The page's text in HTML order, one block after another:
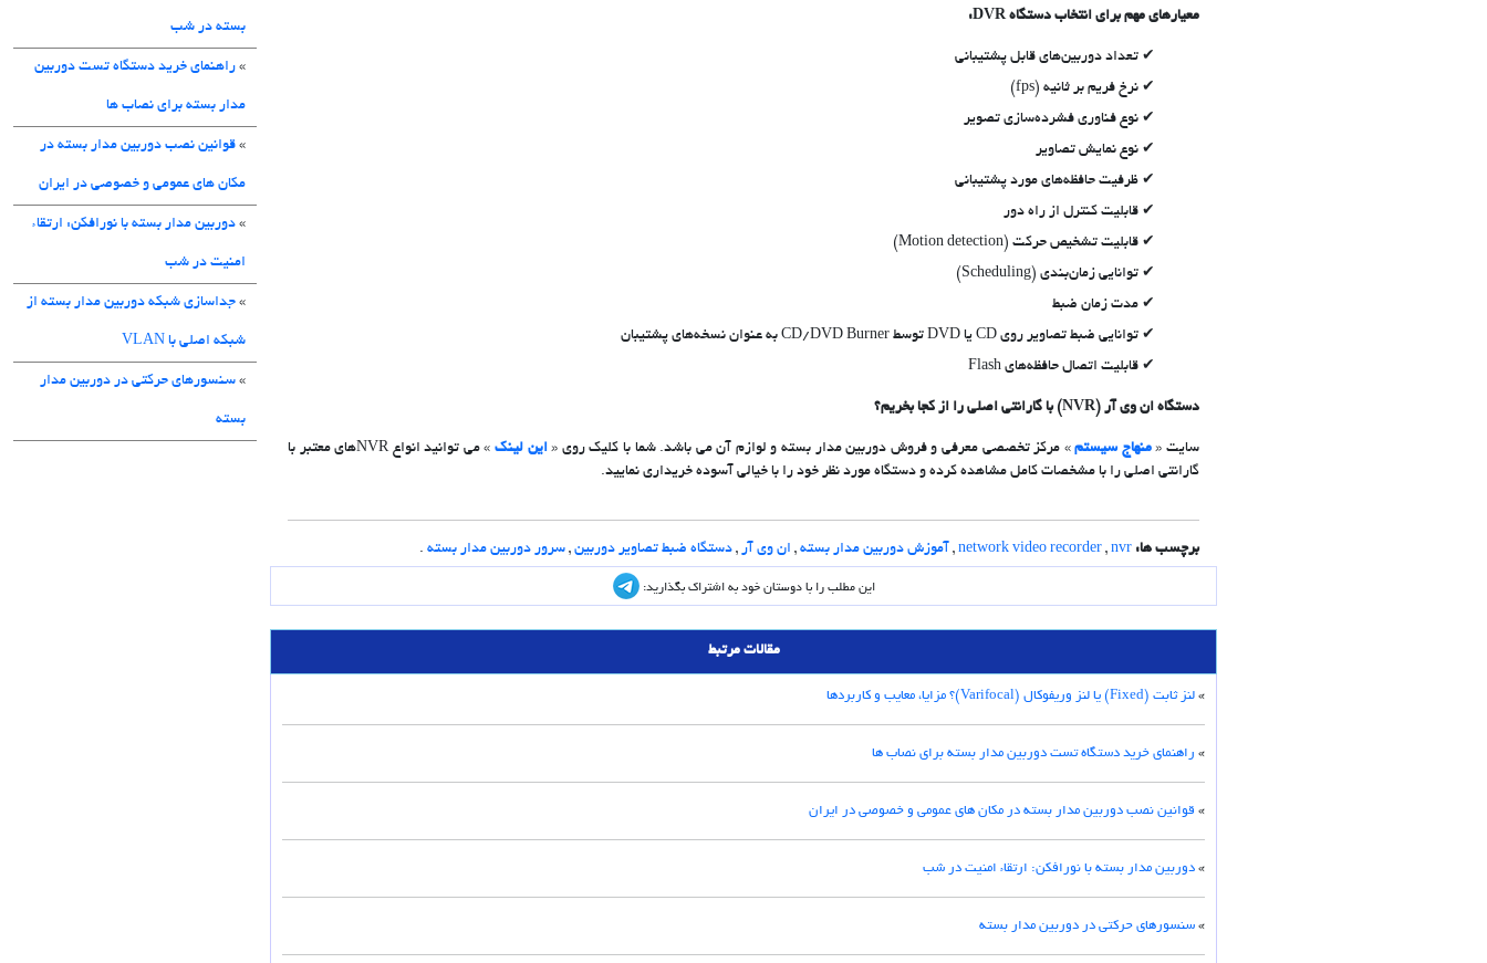
معیارهای مهم برای انتخاب دستگاه DVR:
تعداد دوربین‌های قابل پشتیبانی
نرخ فریم بر ثانیه (fps)
نوع فناوری فشرده‌سازی تصویر
نوع نمایش تصاویر
ظرفیت حافظه‌های مورد پشتیبانی
قابلیت کنترل از راه دور
قابلیت تشخیص حرکت (Motion detection)
توانایی زمان‌بندی (Scheduling)
مدت زمان ضبط
توانایی ضبط تصاویر روی CD یا DVD توسط CD/DVD Burner به عنوان نسخه‌های پشتیبان
قابلیت اتصال حافظه‌های Flash
دستگاه ان وی آر (NVR) با گارانتی اصلی را از کجا بخریم؟
سایت «منهاج سیستم» مرکز تخصصی معرفی و فروش دوربین مدار بسته و لوازم آن می باشد. شما با کلیک روی «این لینک
» می توانید انواع NVRهای معتبر با
گارانتی اصلی را با مشخصات کامل مشاهده کرده و دستگاه مورد نظر خود را با خیالی آسوده خریداری نمایید.
برچسب ها: network video recorder , nvr
, آموزش دوربین مدار بسته , ان وی آر , دستگاه ضبط تصاویر دوربین , سرور دوربین مدار بسته .
این مطلب را با دوستان خود به اشتراک بگذارید:
مقالات مرتبط
» لنز ثابت (Fixed) یا لنز وریفوکال (Varifocal)؟ مزایا، معایب و کاربردها
» راهنمای خرید دستگاه تست دوربین مدار بسته برای نصاب ها
» قوانین نصب دوربین مدار بسته در مکان های عمومی و خصوصی در ایران
» دوربین مدار بسته با نورافکن: ارتقاء امنیت در شب
» سنسورهای حرکتی در دوربین مدار بسته
بسته در شب
» راهنمای خرید دستگاه تست دوربین
مدار بسته برای نصاب ها
» قوانین نصب دوربین مدار بسته در
مکان های عمومی و خصوصی در ایران
» دوربین مدار بسته با نورافکن: ارتقاء
امنیت در شب
» جداسازی شبکه دوربین مدار بسته از
شبکه اصلی با VLAN
» سنسورهای حرکتی در دوربین مدار
بسته